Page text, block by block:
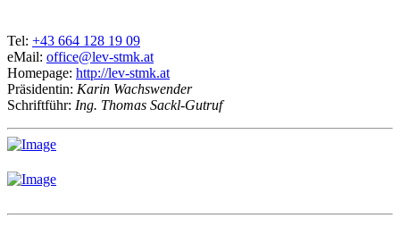
Tel: +43 664 128 19 09
eMail: office@lev-stmk.at
Homepage: http://lev-stmk.at
Präsidentin: Karin Wachswender
Schriftführ: Ing. Thomas Sackl-Gutruf